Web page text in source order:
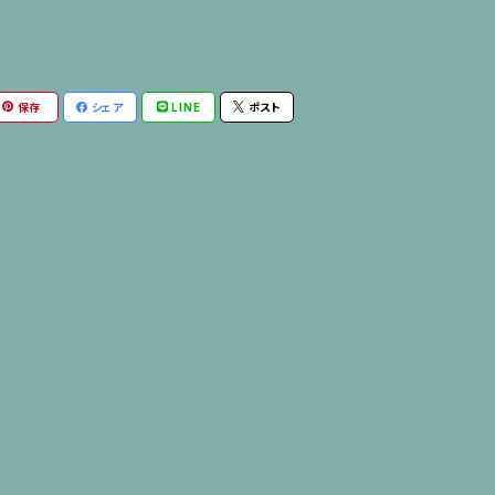
保存 シェア LINE ポスト